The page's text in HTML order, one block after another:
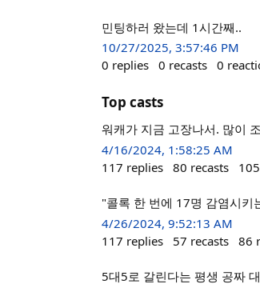
민팅하러 왔는데 1시간째..
10/27/2025, 3:57:46 PM
0 replies 0 recasts 0
Top casts
워캐가 지금 고장나서. 많이
4/16/2024, 1:58:25 AM
117 replies 80 recasts 105
"콜록 한 번에 17명 감염시키
4/26/2024, 9:52:13 AM
117 replies 57 recasts 86
5대5로 갈린다는 평생 공짜